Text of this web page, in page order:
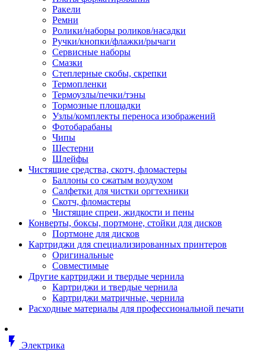
Болт анкерный
Болт с т-образной головкой
Болт с шестигранной головкой
Винт с кольцом
Гайка длинная
Гайка скользящая
Гайка стопорная
Лента монтажная
Основание монтажное для
стяжек и элементов
Растворитель
Саморез
Саморез по дереву
Скоба такелажная, шакл
Стержень резьбовой
Хомут резьбовой u-образной
(стремянка)
Шайба
Шпилька резьбовая
Ракели
Ремни
Ролики/наборы роликов/насадки
Ручки/кнопки/флажки/рычаги
Сервисные наборы
Смазки
Степлерные скобы, скрепки
Термопленки
Термоузлы/печки/тэны
Тормозные площадки
Узлы/комплекты переноса изображений
Фотобарабаны
Чипы
Шестерни
Шлейфы
Чистящие средства, скотч, фломастеры
Баллоны со сжатым воздухом
Салфетки для чистки оргтехники
Скотч, фломастеры
Чистящие спреи, жидкости и пены
Конверты, боксы, портмоне, стойки для дисков
Портмоне для дисков
Картриджи для специализированных принтеров
Оригинальные
Совместимые
Другие картриджи и твердые чернила
Картриджи и твердые чернила
Картриджи матричные, чернила
Расходные материалы для профессиональной печати
flash_on
Электрика